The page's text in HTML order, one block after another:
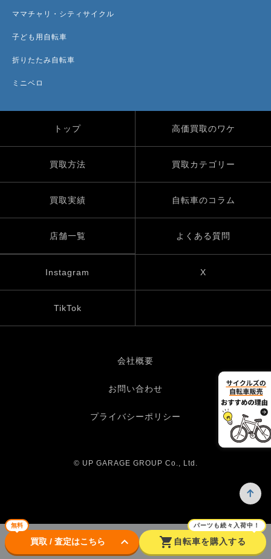
無料
買取 / 査定はこちら keyboard_arrow_down shopping_cart
パーツも続々入荷中！
自転車を購入する
ママチャリ・シティサイクル
子ども用自転車
折りたたみ自転車
ミニベロ
トップ 高価買取のワケ
買取方法 買取カテゴリー
買取実績 自転車のコラム
店舗一覧 よくある質問
Instagram X
TikTok
会社概要
お問い合わせ
プライバシーポリシー
© UP GARAGE GROUP Co., Ltd.